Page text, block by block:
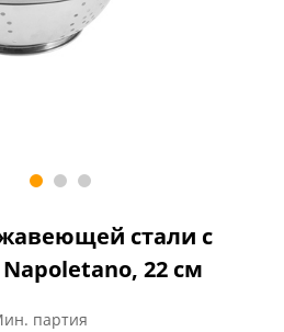
стали с
22 см
партия